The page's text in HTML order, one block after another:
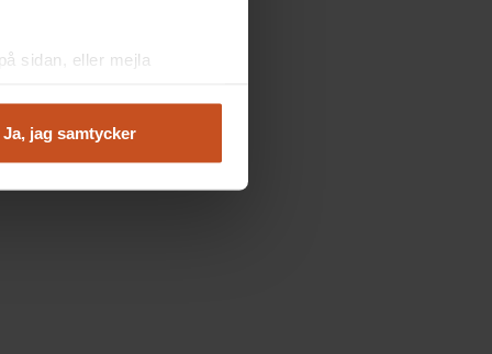
sidan, eller mejla
Ja, jag samtycker